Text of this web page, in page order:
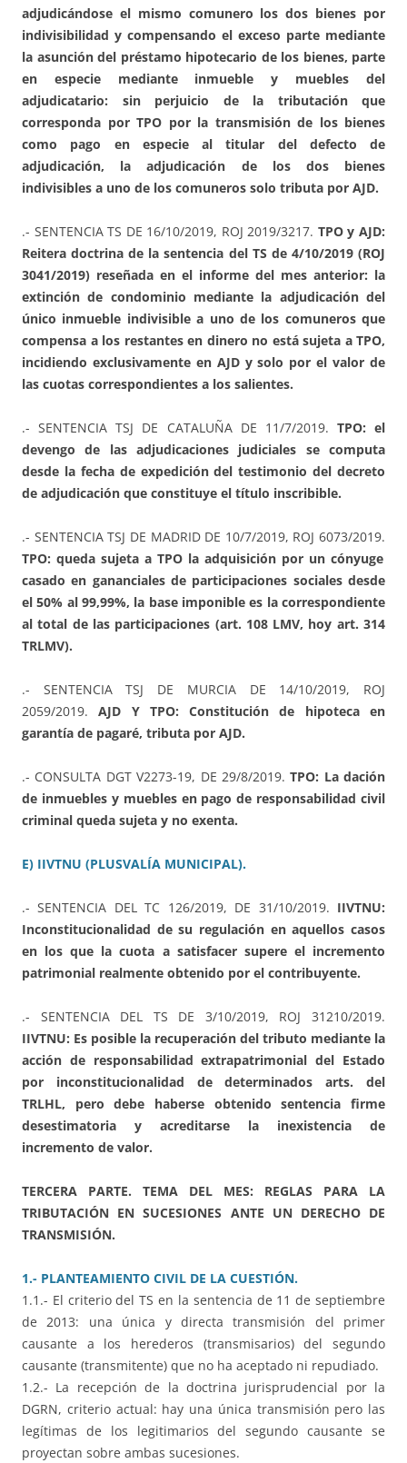
adjudicándose el mismo comunero los dos bienes por
indivisibilidad y compensando el exceso parte mediante
la asunción del préstamo hipotecario de los bienes, parte
en especie mediante inmueble y muebles del
adjudicatario: sin perjuicio de la tributación que
corresponda por TPO por la transmisión de los bienes
como pago en especie al titular del defecto de
adjudicación, la adjudicación de los dos bienes
indivisibles a uno de los comuneros solo tributa por AJD.
.- SENTENCIA TS DE 16/10/2019, ROJ 2019/3217. TPO y AJD:
Reitera doctrina de la sentencia del TS de 4/10/2019 (ROJ
3041/2019) reseñada en el informe del mes anterior: la
extinción de condominio mediante la adjudicación del
único inmueble indivisible a uno de los comuneros que
compensa a los restantes en dinero no está sujeta a TPO,
incidiendo exclusivamente en AJD y solo por el valor de
las cuotas correspondientes a los salientes.
.- SENTENCIA TSJ DE CATALUÑA DE 11/7/2019. TPO: el
devengo de las adjudicaciones judiciales se computa
desde la fecha de expedición del testimonio del decreto
de adjudicación que constituye el título inscribible.
.- SENTENCIA TSJ DE MADRID DE 10/7/2019, ROJ 6073/2019.
TPO: queda sujeta a TPO la adquisición por un cónyuge
casado en gananciales de participaciones sociales desde
el 50% al 99,99%, la base imponible es la correspondiente
al total de las participaciones (art. 108 LMV, hoy art. 314
TRLMV).
.- SENTENCIA TSJ DE MURCIA DE 14/10/2019, ROJ
2059/2019.AJD Y TPO: Constitución de hipoteca en
garantía de pagaré, tributa por AJD.
.- CONSULTA DGT V2273-19, DE 29/8/2019.TPO: La dación
de inmuebles y muebles en pago de responsabilidad civil
criminal queda sujeta y no exenta.
E) IIVTNU (PLUSVALÍA MUNICIPAL).
.- SENTENCIA DEL TC 126/2019, DE 31/10/2019. IIVTNU:
Inconstitucionalidad de su regulación en aquellos casos
en los que la cuota a satisfacer supere el incremento
patrimonial realmente obtenido por el contribuyente.
.- SENTENCIA DEL TS DE 3/10/2019, ROJ 31210/2019.
IIVTNU: Es posible la recuperación del tributo mediante la
acción de responsabilidad extrapatrimonial del Estado
por inconstitucionalidad de determinados arts. del
TRLHL, pero debe haberse obtenido sentencia firme
desestimatoria y acreditarse la inexistencia de
incremento de valor.
TERCERA PARTE. TEMA DEL MES: REGLAS PARA LA
TRIBUTACIÓN EN SUCESIONES ANTE UN DERECHO DE
TRANSMISIÓN.
1.- PLANTEAMIENTO CIVIL DE LA CUESTIÓN.
1.1.- El criterio del TS en la sentencia de 11 de septiembre
de 2013: una única y directa transmisión del primer
causante a los herederos (transmisarios) del segundo
causante (transmitente) que no ha aceptado ni repudiado.
1.2.- La recepción de la doctrina jurisprudencial por la
DGRN, criterio actual: hay una única transmisión pero las
legítimas de los legitimarios del segundo causante se
proyectan sobre ambas sucesiones.